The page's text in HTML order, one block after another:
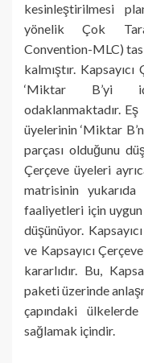
kesinleştirilmesi
yönelik Çok
Convention-MLC)
kalmıştır.
‘Miktar B’yi
odaklanmaktadır. Eş
üyelerinin ‘Miktar
parçası olduğunu
Çerçeve üyeleri
matrisinin
faaliyetleri için uygun
düşünüyor.
ve Kapsayıcı
kararlıdır. Bu,
paketi üzerinde
çapındaki
sağlamak içindir.